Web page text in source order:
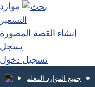
موارد
التسعير
إنشاء القصة المصورة
يسجل
تسجيل دخول
جميع الموارد المعلم